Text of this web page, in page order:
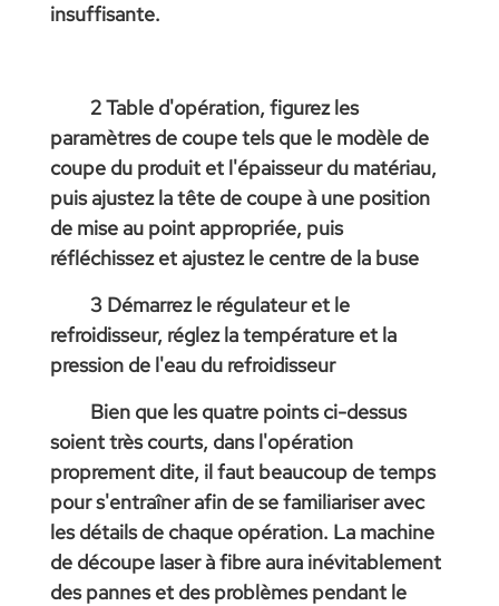
insuffisante.
2 Table d'opération, figurez les
paramètres de coupe tels que le modèle de
coupe du produit et l'épaisseur du matériau,
puis ajustez la tête de coupe à une position
de mise au point appropriée, puis
réfléchissez et ajustez le centre de la buse
3 Démarrez le régulateur et le
refroidisseur, réglez la température et la
pression de l'eau du refroidisseur
Bien que les quatre points ci-dessus
soient très courts, dans l'opération
proprement dite, il faut beaucoup de temps
pour s'entraîner afin de se familiariser avec
les détails de chaque opération. La machine
de découpe laser à fibre aura inévitablement
des pannes et des problèmes pendant le